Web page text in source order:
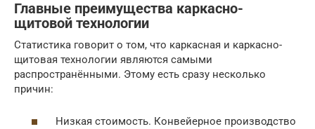
Главные преимущества каркасно-
щитовой технологии
Статистика говорит о том, что каркасная и каркасно-
щитовая технологии являются самыми
распространёнными. Этому есть сразу несколько
причин:
Низкая стоимость. Конвейерное производство